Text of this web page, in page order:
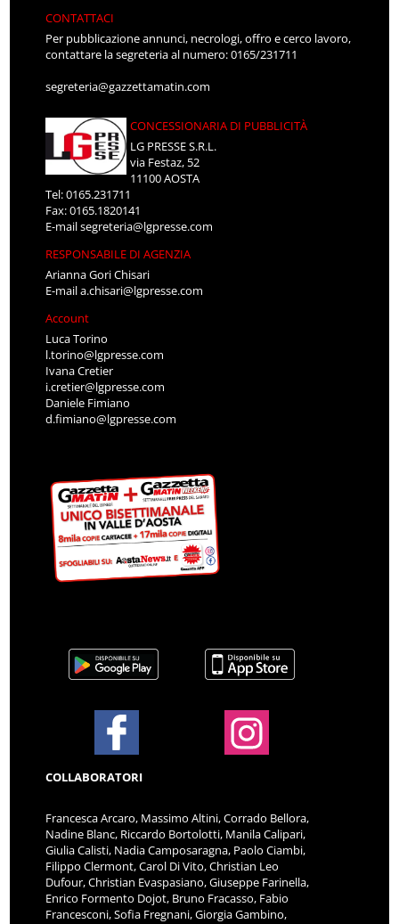
CONTATTACI
Per pubblicazione annunci, necrologi, offro e cerco lavoro,
contattare la segreteria al numero: 0165/231711
segreteria@gazzettamatin.com
CONCESSIONARIA DI PUBBLICITÀ
LG PRESSE S.R.L.
via Festaz, 52
11100 AOSTA
Tel: 0165.231711
Fax: 0165.1820141
E-mailsegreteria@lgpresse.com
RESPONSABILE DI AGENZIA
Arianna Gori Chisari
E-maila.chisari@lgpresse.com
Account
Luca Torino
l.torino@lgpresse.com
Ivana Cretier
i.cretier@lgpresse.com
Daniele Fimiano
d.fimiano@lgpresse.com
COLLABORATORI
Francesca Arcaro, Massimo Altini, Corrado Bellora,
Nadine Blanc, Riccardo Bortolotti, Manila Calipari,
Giulia Calisti, Nadia Camposaragna, Paolo Ciambi,
Filippo Clermont, Carol Di Vito, Christian Leo
Dufour, Christian Evaspasiano, Giuseppe Farinella,
Enrico Formento Dojot, Bruno Fracasso, Fabio
Francesconi, Sofia Fregnani, Giorgia Gambino,